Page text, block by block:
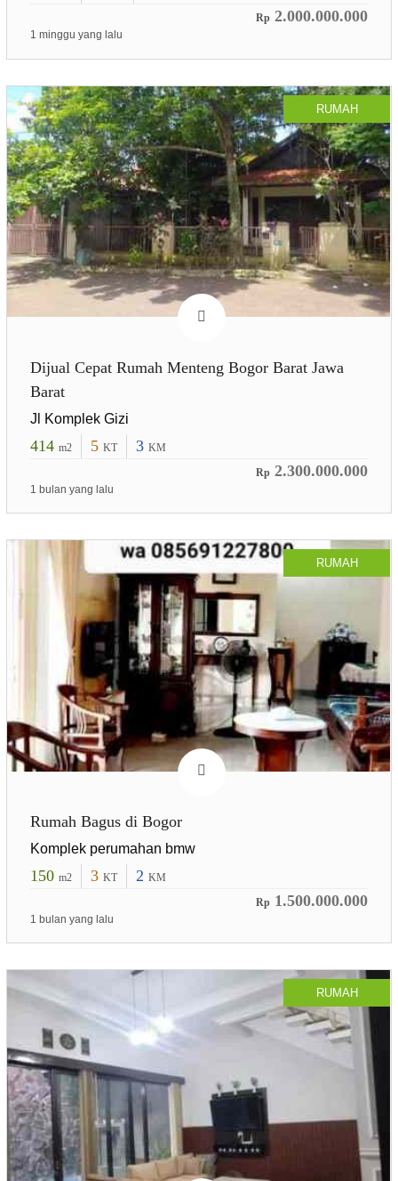
Rp 2.000.000.000
1 minggu yang lalu
RUMAH
Dijual Cepat Rumah Menteng Bogor Barat Jawa
Barat
Jl Komplek Gizi
414 m2 5 KT 3 KM
Rp 2.300.000.000
1 bulan yang lalu
RUMAH
Rumah Bagus di Bogor
Komplek perumahan bmw
150 m2 3 KT 2 KM
Rp 1.500.000.000
1 bulan yang lalu
RUMAH